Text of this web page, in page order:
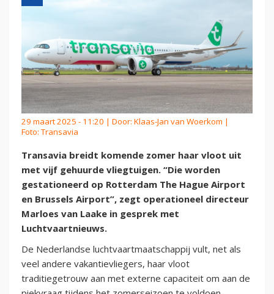
29 maart 2025 - 11:20 | Door: Klaas-Jan van Woerkom |
Foto: Transavia
Transavia breidt komende zomer haar vloot uit
met vijf gehuurde vliegtuigen. “Die worden
gestationeerd op Rotterdam The Hague Airport
en Brussels Airport”, zegt operationeel directeur
Marloes van Laake in gesprek met
Luchtvaartnieuws.
De Nederlandse luchtvaartmaatschappij vult, net als
veel andere vakantievliegers, haar vloot
traditiegetrouw aan met externe capaciteit om aan de